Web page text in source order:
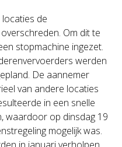
de
Om dit te
stopmachine ingezet.
werden
De aannemer
van andere locaties
in een snelle
waardoor op dinsdag 19
mogelijk was.